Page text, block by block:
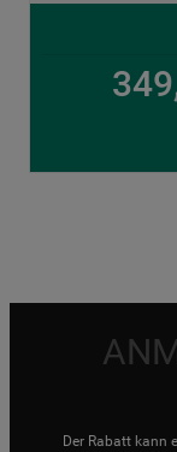
Der Rabatt kann